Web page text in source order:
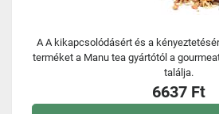
A A kikapcsolódásért és a
terméket a Manu tea gyártótól a
találja.
6637 Ft